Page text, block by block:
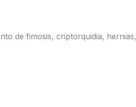
de fimosis, criptorquidia, hernias,